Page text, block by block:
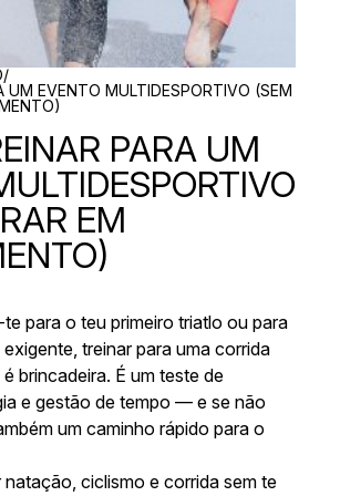
/
UM EVENTO MULTIDESPORTIVO (SEM
PARA UM
EM
para o teu primeiro triatlo ou para
treinar para uma corrida
brincadeira. É um teste de
e gestão de tempo — e se não
um caminho rápido para o
ciclismo e corrida sem te